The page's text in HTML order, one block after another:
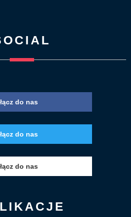
do nas
do nas
do nas